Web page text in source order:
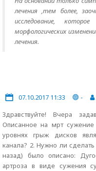
лечения ,тем более,
исследование,
морфологических
лечения.
07.10.2017 11:33 -
Здравствуйте! Вчера
Описанное на мрт сужение
уровнях грыж дисков
канала? 2. Нужно ли
назад) было описано:
артроза в виде сужения